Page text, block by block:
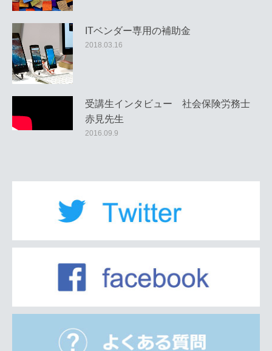
ITベンダー専用の補助金
2018.03.16
受講生インタビュー 社会保険労務士
赤見先生
2016.09.9